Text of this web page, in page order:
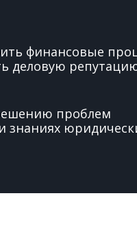
финансовые
деловую
проблем
знаниях